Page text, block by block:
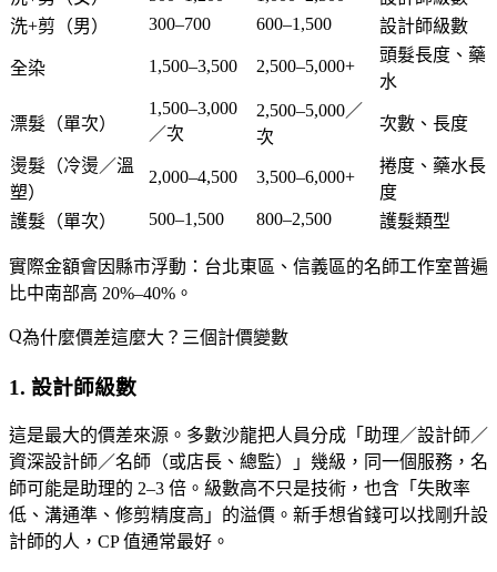
洗+剪（男）
300–700 600–1,500 設計師級數
全染 1,500–3,500 2,500–5,000+
頭髮長度、藥
水
漂髮（單次）
1,500–3,000
／次
2,500–5,000／
次
次數、長度
燙髮（冷燙／溫
塑）
2,000–4,500 3,500–6,000+
捲度、藥水長
度
護髮（單次）
500–1,500 800–2,500 護髮類型
實際金額會因縣市浮動：台北東區、信義區的名師工作室普遍
比中南部高 20%–40%。
為什麼價差這麼大？三個計價變數
1. 設計師級數
這是最大的價差來源。多數沙龍把人員分成「助理／設計師／
資深設計師／名師（或店長、總監）」幾級，同一個服務，名
師可能是助理的 2–3 倍。級數高不只是技術，也含「失敗率
低、溝通準、修剪精度高」的溢價。新手想省錢可以找剛升設
計師的人，CP 值通常最好。